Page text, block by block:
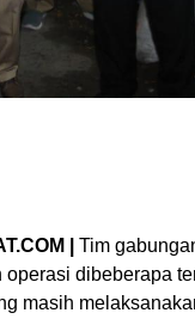
| Tim
dibeberapa
masih